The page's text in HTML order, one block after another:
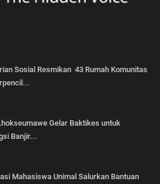
Sosial Resmikan 43 Rumah Komunitas
Gelar Baktikes untuk
Banjir...
Mahasiswa Unimal Salurkan Bantuan